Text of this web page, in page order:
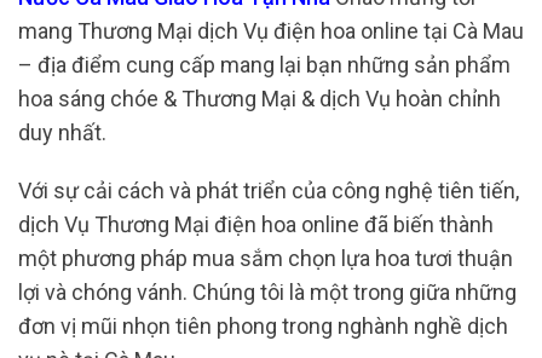
mang Thương Mại dịch Vụ điện hoa online tại Cà Mau
– địa điểm cung cấp mang lại bạn những sản phẩm
hoa sáng chóe & Thương Mại & dịch Vụ hoàn chỉnh
duy nhất.
Với sự cải cách và phát triển của công nghệ tiên tiến,
dịch Vụ Thương Mại điện hoa online đã biến thành
một phương pháp mua sắm chọn lựa hoa tươi thuận
lợi và chóng vánh. Chúng tôi là một trong giữa những
đơn vị mũi nhọn tiên phong trong nghành nghề dịch